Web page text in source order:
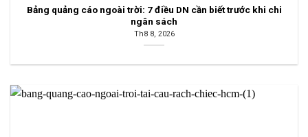
Bảng quảng cáo ngoài trời: 7 điều DN cần biết trước khi chi
ngân sách
Th8 8, 2026